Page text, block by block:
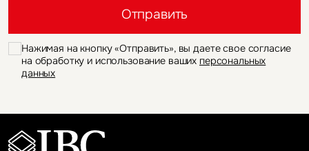
Отправить
Нажимая на кнопку «Отправить», вы даете свое согласие
на обработку и использование ваших персональных
данных